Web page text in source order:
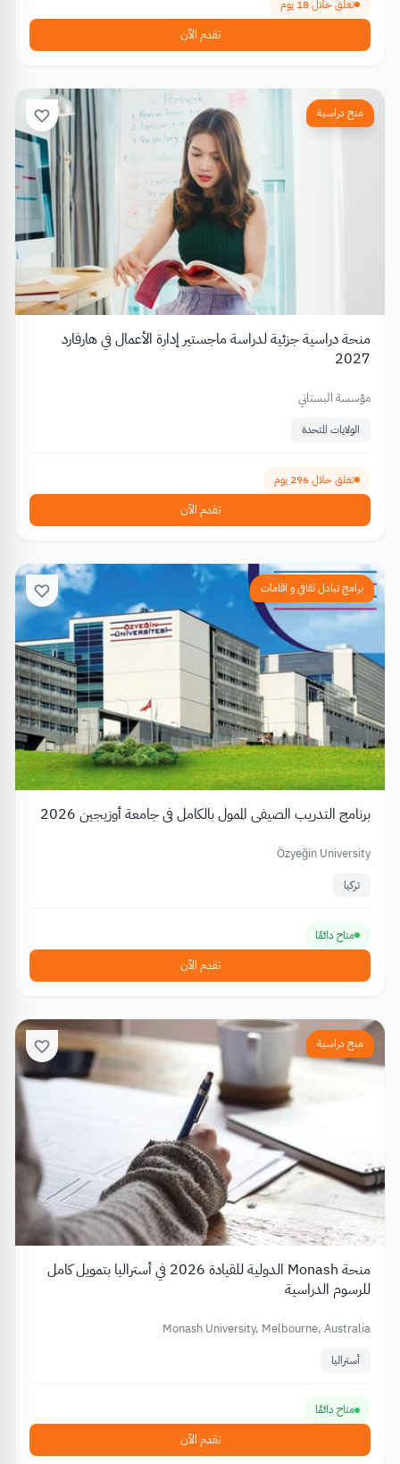
تغلق خلال 18 يوم
تقدم الآن
منح دراسية
منحة دراسية جزئية لدراسة ماجستير إدارة الأعمال في هارفارد
2027
مؤسسة البستاني
الولايات المتحدة
تغلق خلال 296 يوم
تقدم الآن
برامج تبادل ثقافي و اقامات
برنامج التدريب الصيفي الممول بالكامل في جامعة أوزيجين 2026
Özyeğin University
تركيا
متاح دائمًا
تقدم الآن
منح دراسية
منحة Monash الدولية للقيادة 2026 في أستراليا بتمويل كامل
للرسوم الدراسية
Monash University, Melbourne, Australia
أستراليا
متاح دائمًا
تقدم الآن